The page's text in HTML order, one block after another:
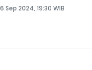
Sep 2024, 19:30 WIB